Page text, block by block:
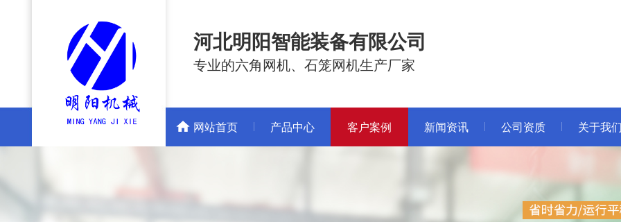
河北明阳智能装备有限公司
专业的六角网机、石笼网机生产厂家
网站首页 产品中心 客户案例 新闻资讯 公司资质 关于我